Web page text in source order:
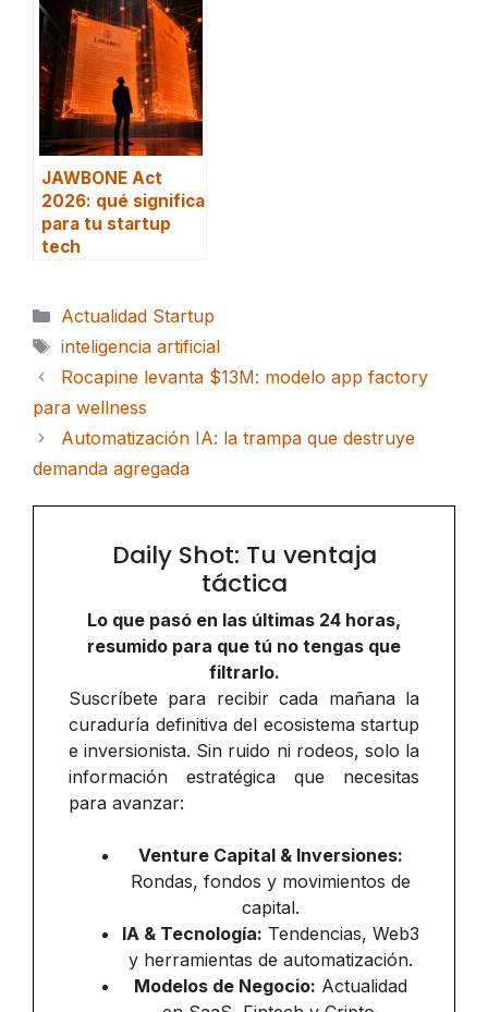
JAWBONE Act
2026: qué significa
para tu startup
tech
Categorías
Actualidad Startup
Etiquetas
inteligencia artificial
Rocapine levanta $13M: modelo app factory
para wellness
Automatización IA: la trampa que destruye
demanda agregada
Daily Shot: Tu ventaja
táctica
Lo que pasó en las últimas 24 horas,
resumido para que tú no tengas que
filtrarlo.
Suscríbete para recibir cada mañana la
curaduría definitiva del ecosistema startup
e inversionista. Sin ruido ni rodeos, solo la
información estratégica que necesitas
para avanzar:
Venture Capital & Inversiones:
Rondas, fondos y movimientos de
capital.
IA & Tecnología: Tendencias, Web3
y herramientas de automatización.
Modelos de Negocio: Actualidad